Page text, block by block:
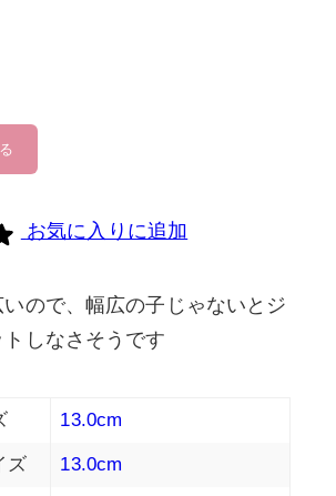
お気に入りに追加
ので、幅広の子じゃないとジ
しなさそうです
13.0cm
ズ 13.0cm